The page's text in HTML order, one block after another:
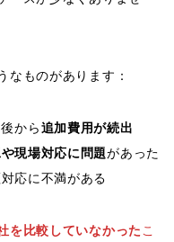
なものがあります：
から追加費用が続出
現場対応に問題があった
対応に不満がある
を比較していなかった こ